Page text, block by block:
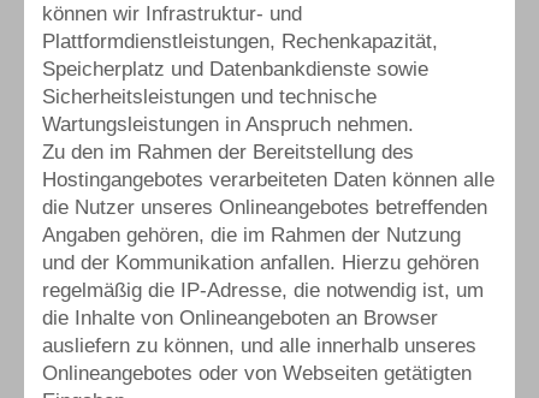
können wir Infrastruktur- und
Plattformdienstleistungen, Rechenkapazität,
Speicherplatz und Datenbankdienste sowie
Sicherheitsleistungen und technische
Wartungsleistungen in Anspruch nehmen.
Zu den im Rahmen der Bereitstellung des
Hostingangebotes verarbeiteten Daten können alle
die Nutzer unseres Onlineangebotes betreffenden
Angaben gehören, die im Rahmen der Nutzung
und der Kommunikation anfallen. Hierzu gehören
regelmäßig die IP-Adresse, die notwendig ist, um
die Inhalte von Onlineangeboten an Browser
ausliefern zu können, und alle innerhalb unseres
Onlineangebotes oder von Webseiten getätigten